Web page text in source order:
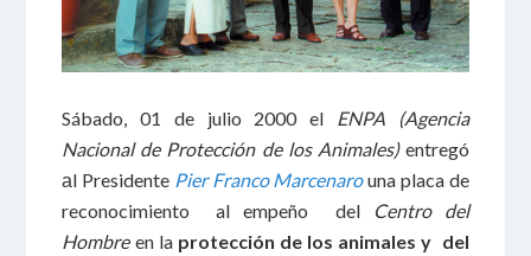
Sábado, 01 de julio 2000 el ENPA (Agencia
Nacional de Protección de los Animales)entregó
аl Presidente Pier Franco Marcenarouna placa de
reconocimiento al empeño del
Centro del
Hombreen la protección de los animales y del